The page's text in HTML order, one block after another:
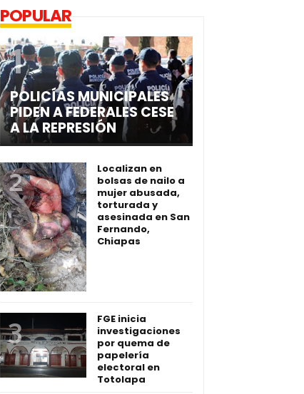
POPULAR
POLICÍAS MUNICIPALES
PIDEN A FEDERALES CESE
A LA REPRESIÓN
Localizan en
bolsas de nailo a
mujer abusada,
torturada y
asesinada en San
Fernando,
Chiapas
FGE inicia
investigaciones
por quema de
papelería
electoral en
Totolapa